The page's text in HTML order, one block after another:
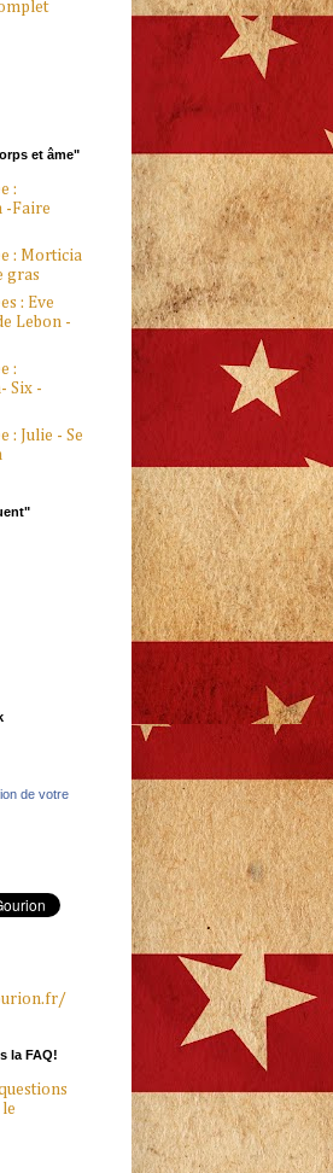
et âme"
:
-Faire
: Morticia
gras
: Eve
Lebon -
:
Six -
: Julie - Se
de votre
la FAQ!